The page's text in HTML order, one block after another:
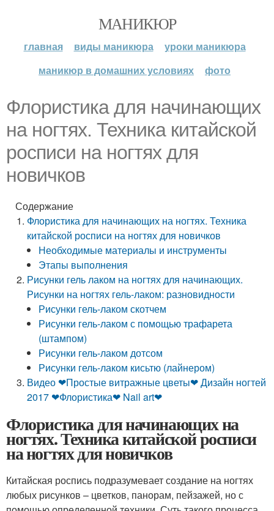
МАНИКЮР
главная виды маникюра
уроки маникюра
маникюр в домашних условиях
фото
Флористика для начинающих
на ногтях. Техника китайской
росписи на ногтях для
новичков
Содержание
Флористика для начинающих на ногтях. Техника
китайской росписи на ногтях для новичков
Необходимые материалы и инструменты
Этапы выполнения
Рисунки гель лаком на ногтях для начинающих.
Рисунки на ногтях гель-лаком: разновидности
Рисунки гель-лаком скотчем
Рисунки гель-лаком с помощью трафарета
(штампом)
Рисунки гель-лаком дотсом
Рисунки гель-лаком кисьтю (лайнером)
Видео ❤Простые витражные цветы❤ Дизайн ногтей
2017 ❤Флористика❤ Nail art❤
Флористика для начинающих на
ногтях. Техника китайской росписи
на ногтях для новичков
Китайская роспись подразумевает создание на ногтях
любых рисунков – цветков, панорам, пейзажей, но с